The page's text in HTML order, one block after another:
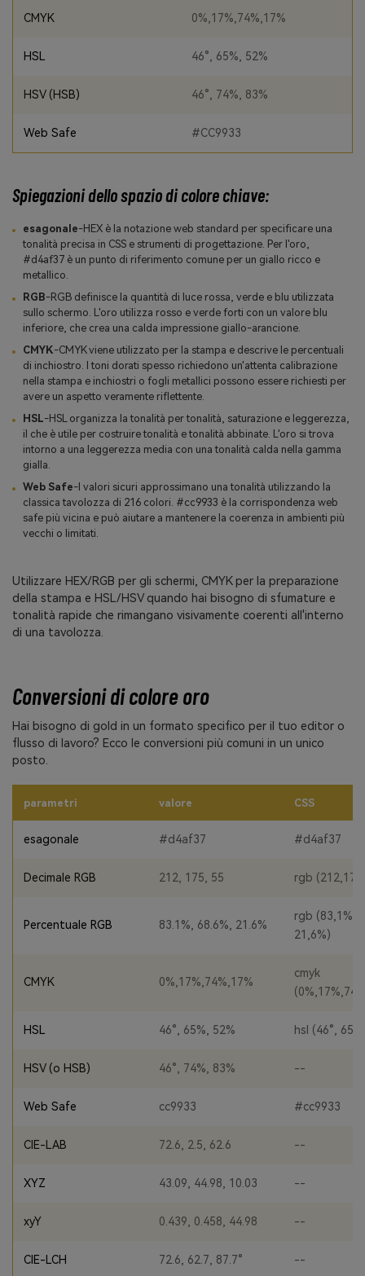
CMYK 0%,17%,74%,17%
HSL 46°, 65%, 52%
HSV (HSB) 46°, 74%, 83%
Web Safe #CC9933
Spiegazioni dello spazio di colore chiave:
esagonale-HEX è la notazione web standard per specificare una
tonalità precisa in CSS e strumenti di progettazione. Per l'oro,
#d4af37 è un punto di riferimento comune per un giallo ricco e
metallico.
RGB-RGB definisce la quantità di luce rossa, verde e blu utilizzata
sullo schermo. L'oro utilizza rosso e verde forti con un valore blu
inferiore, che crea una calda impressione giallo-arancione.
CMYK-CMYK viene utilizzato per la stampa e descrive le percentuali
di inchiostro. I toni dorati spesso richiedono un'attenta calibrazione
nella stampa e inchiostri o fogli metallici possono essere richiesti per
avere un aspetto veramente riflettente.
HSL-HSL organizza la tonalità per tonalità, saturazione e leggerezza,
il che è utile per costruire tonalità e tonalità abbinate. L'oro si trova
intorno a una leggerezza media con una tonalità calda nella gamma
gialla.
Web Safe-I valori sicuri approssimano una tonalità utilizzando la
classica tavolozza di 216 colori. #cc9933 è la corrispondenza web
safe più vicina e può aiutare a mantenere la coerenza in ambienti più
vecchi o limitati.
Utilizzare HEX/RGB per gli schermi, CMYK per la preparazione
della stampa e HSL/HSV quando hai bisogno di sfumature e
tonalità rapide che rimangano visivamente coerenti all'interno
di una tavolozza.
Conversioni di colore oro
Hai bisogno di gold in un formato specifico per il tuo editor o
flusso di lavoro? Ecco le conversioni più comuni in un unico
posto.
parametri valore CSS
esagonale #d4af37 #d4af37
Decimale RGB 212, 175, 55 rgb
Percentuale RGB 83.1%, 68.6%, 21.6%
rgb (83,1%,
21,6%)
CMYK 0%,17%,74%,17%
cmyk
HSL 46°, 65%, 52% hsl (46°,
HSV (o HSB) 46°, 74%, 83% --
Web Safe cc9933 #cc9933
CIE-LAB 72.6, 2.5, 62.6 --
XYZ 43.09, 44.98, 10.03 --
xyY 0.439, 0.458, 44.98 --
CIE-LCH 72.6, 62.7, 87.7° --